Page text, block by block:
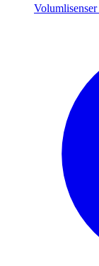
Volumlisenser